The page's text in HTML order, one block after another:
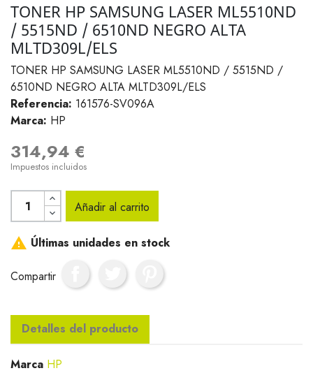
TONER HP SAMSUNG LASER ML5510ND
/ 5515ND / 6510ND NEGRO ALTA
MLTD309L/ELS
TONER HP SAMSUNG LASER ML5510ND / 5515ND /
6510ND NEGRO ALTA MLTD309L/ELS
Referencia: 161576-SV096A
Marca: HP
314,94 €
Impuestos incluidos
Añadir al carrito
 Últimas unidades en stock
Compartir
Detalles del producto
Marca HP